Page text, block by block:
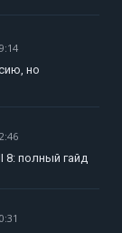
но
8: полный гайд